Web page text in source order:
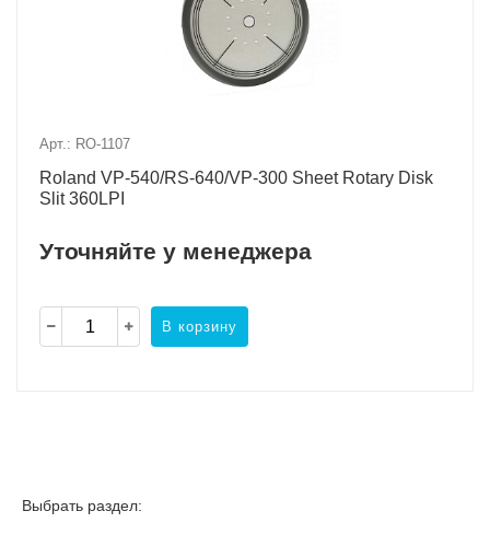
Арт.: RO-1107
Roland VP-540/RS-640/VP-300 Sheet Rotary Disk
Slit 360LPI
Уточняйте у менеджера
В корзину
Выбрать раздел: